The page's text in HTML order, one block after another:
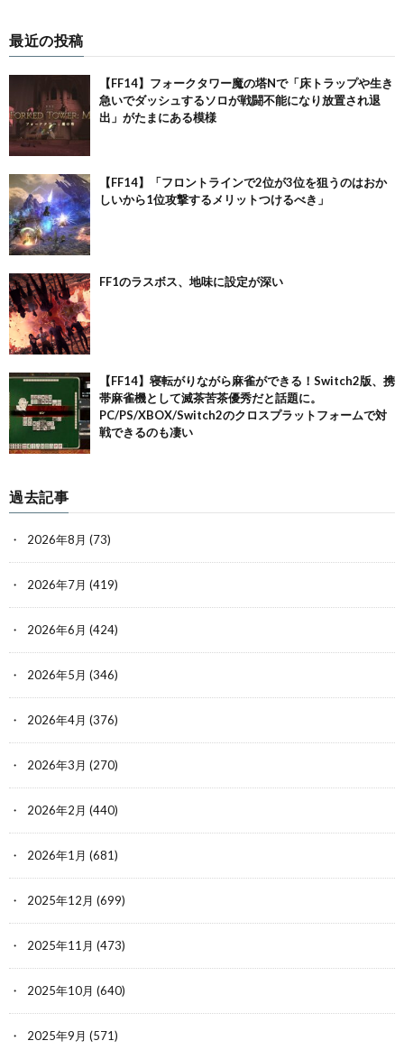
最近の投稿
【FF14】フォークタワー魔の塔Nで「床トラップや生き
急いでダッシュするソロが戦闘不能になり放置され退
出」がたまにある模様
【FF14】「フロントラインで2位が3位を狙うのはおか
しいから1位攻撃するメリットつけるべき」
FF1のラスボス、地味に設定が深い
【FF14】寝転がりながら麻雀ができる！Switch2版、携
帯麻雀機として滅茶苦茶優秀だと話題に。
PC/PS/XBOX/Switch2のクロスプラットフォームで対
戦できるのも凄い
過去記事
2026年8月 (73)
2026年7月 (419)
2026年6月 (424)
2026年5月 (346)
2026年4月 (376)
2026年3月 (270)
2026年2月 (440)
2026年1月 (681)
2025年12月 (699)
2025年11月 (473)
2025年10月 (640)
2025年9月 (571)